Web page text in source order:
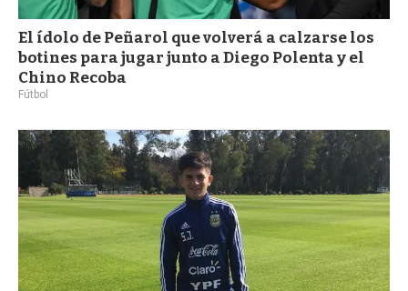
El ídolo de Peñarol que volverá a calzarse los
botines para jugar junto a Diego Polenta y el
Chino Recoba
Fútbol